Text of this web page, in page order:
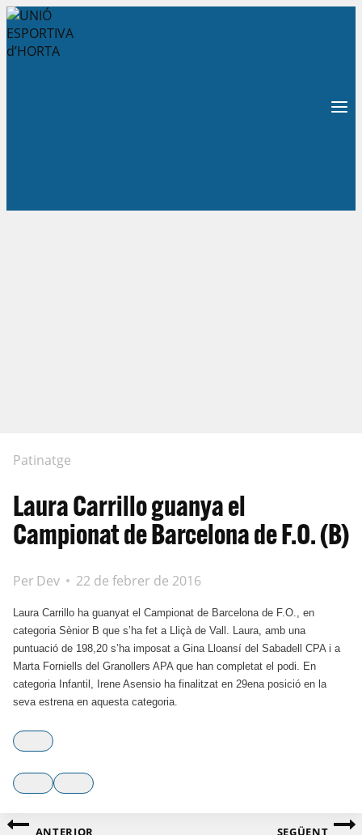
Vés
al
contingut
Patinatge
Laura Carrillo guanya el
Campionat de Barcelona de F.O. (B)
Per Dev 22 de febrer de 2016
Laura Carrillo ha guanyat el Campionat de Barcelona de F.O., en
categoria Sènior B que s’ha fet a Lliçà de Vall. Laura, amb una
puntuació de 198,20 s’ha imposat a Gina Lloansí del Sabadell CPA i a
Marta Forniells del Granollers APA que han completat el podi. En
categoria Infantil, Irene Asensio ha finalitzat en 29ena posició en la
seva estrena en aquesta categoria.
ANTERIOR SEGÜENT